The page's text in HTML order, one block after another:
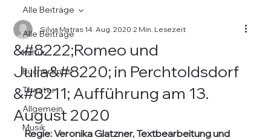
Alle Beiträge
Kultur
Büchertipps
Theater
Allgemein
Musik
Alle Beiträge
&#8222;Romeo und
Julia&#8220; in Perchtoldsdorf
&#8211; Aufführung am 13.
August 2020
Silvia Matras 14. Aug. 2020 2 Min. Lesezeit
Regie: Veronika Glatzner, Textbearbeitung und